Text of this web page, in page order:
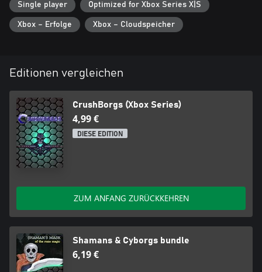
Single player Optimized for Xbox Series X|S
Xbox – Erfolge Xbox – Cloudspeicher
Editionen vergleichen
CrushBorgs (Xbox Series)
4,99 €
DIESE EDITION
ZUM ANFANG ZURÜCKKEHREN
Shamans & Cyborgs bundle
6,19 €